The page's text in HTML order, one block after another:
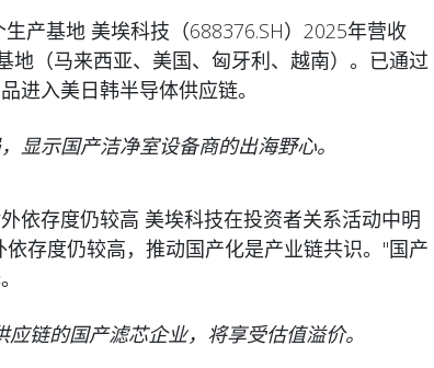
产基地 美埃科技（688376.SH）2025年营收
地（马来西亚、美国、匈牙利、越南）。已通过
进入美日韩半导体供应链。
显示国产洁净室设备商的出海野心。
依存度仍较高 美埃科技在投资者关系活动中明
存度仍较高，推动国产化是产业链共识。"国产
链的国产滤芯企业，将享受估值溢价。